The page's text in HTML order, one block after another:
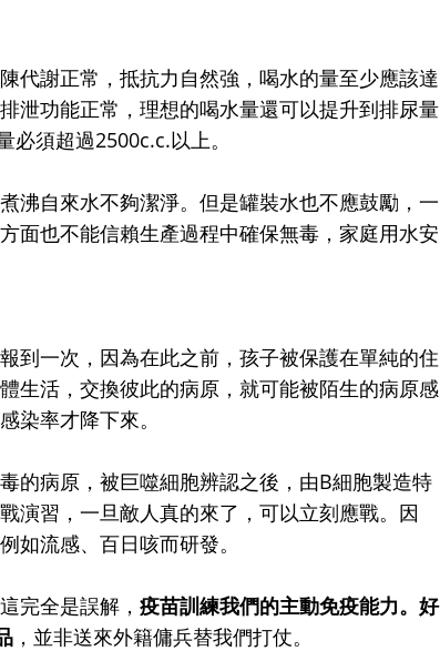
代謝正常，抵抗力自然強，喝水的量至少應該達
泄功能正常，理想的喝水量還可以提升到排尿量
須超過2500c.c.以上。
沸自來水不夠潔淨。但是罐裝水也不應鼓勵，一
面也不能信賴生產過程中確保無毒，家庭用水安
到一次，因為在此之前，孩子被保護在單純的住
生活，交換彼此的病原，就可能被陌生的病原感
染率才降下來。
的病原，被巨噬細胞辨認之後，由B細胞製造特
演習，一旦敵人真的來了，可以立刻應戰。因
如流感、百日咳而研發。
完全是誤解， 疫苗訓練我們的主動免疫能力。好
，並非送來外籍傭兵替我們打仗。